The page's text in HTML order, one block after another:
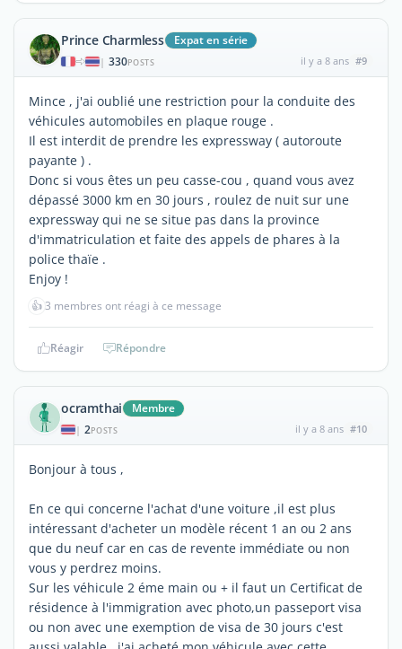
Prince Charmless Expat en série
| 330POSTS il y a 8 ans #9
Mince , j'ai oublié une restriction pour la conduite des
véhicules automobiles en plaque rouge .
Il est interdit de prendre les expressway ( autoroute
payante ) .
Donc si vous êtes un peu casse-cou , quand vous avez
dépassé 3000 km en 30 jours , roulez de nuit sur une
expressway qui ne se situe pas dans la province
d'immatriculation et faite des appels de phares à la
police thaïe .
Enjoy !
👍3 membres ont réagi à ce message
Réagir Répondre
ocramthai Membre
| 2POSTS il y a 8 ans #10
Bonjour à tous ,
En ce qui concerne l'achat d'une voiture ,il est plus
intéressant d'acheter un modèle récent 1 an ou 2 ans
que du neuf car en cas de revente immédiate ou non
vous y perdrez moins.
Sur les véhicule 2 éme main ou + il faut un Certificat de
résidence à l'immigration avec photo,un passeport visa
ou non avec une exemption de visa de 30 jours c'est